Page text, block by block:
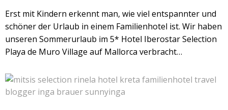
Erst mit Kindern erkennt man, wie viel entspannter und
schöner der Urlaub in einem Familienhotel ist. Wir haben
unseren Sommerurlaub im 5* Hotel Iberostar Selection
Playa de Muro Village auf Mallorca verbracht…